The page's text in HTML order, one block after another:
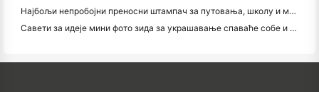
Најбољи непробојни преносни штампач за путовања, школу и мобилне радове: Ханин МТ620 Про Ревиев
Савети за идеје мини фото зида за украшавање спаваће собе и спаваће собе